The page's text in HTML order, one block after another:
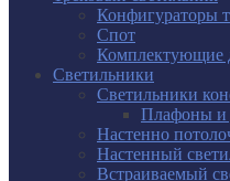
Конфигураторы
Спот
Комплектующие
Светильники
Светильники
Плафоны и
Настенно
Настенный
Встраиваемый